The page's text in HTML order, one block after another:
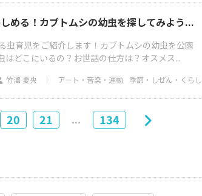
める！カブトムシの幼虫を探してみよう...
虫育児をご紹介します！カブトムシの幼虫を公園
どこにいるの？お世話の仕方は？オスメス...
竹澤 夏央 アート・音楽・運動 季節・しぜん・くらし
20 21 ... 134